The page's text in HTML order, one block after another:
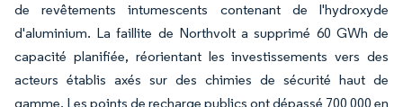
de revêtements intumescents contenant de l'hydroxyde
d'aluminium. La faillite de Northvolt a supprimé 60 GWh de
capacité planifiée, réorientant les investissements vers des
acteurs établis axés sur des chimies de sécurité haut de
gamme. Les points de recharge publics ont dépassé 700 000 en